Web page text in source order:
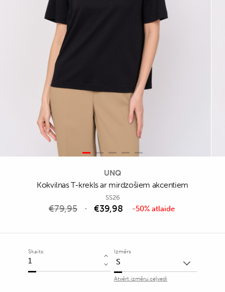
UNQ
Kokvilnas T-krekls ar mirdzošiem akcentiem
SS26
€79,95 €39,98 -50% atlaide
Skaits:
Kokvilnas
T-
Izmērs
Atvērt izmēru ceļvedi